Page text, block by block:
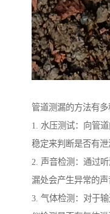
管道测漏的方法有多
1. 水压测试：向管
稳定来判断是否有泄
2. 声音检测：通过
漏处会产生异常的声
3. 气体检测：对于